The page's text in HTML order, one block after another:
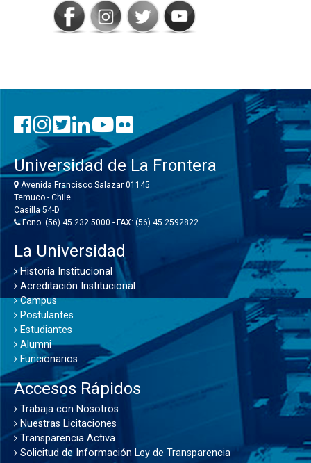
Universidad de La Frontera
Avenida Francisco Salazar 01145
Temuco - Chile
Casilla 54-D
Fono: (56) 45 232 5000 - FAX: (56) 45 2592822
La Universidad
Historia Institucional
Acreditación Institucional
Campus
Postulantes
Estudiantes
Alumni
Funcionarios
Accesos Rápidos
Trabaja con Nosotros
Nuestras Licitaciones
Transparencia Activa
Solicitud de Información Ley de Transparencia